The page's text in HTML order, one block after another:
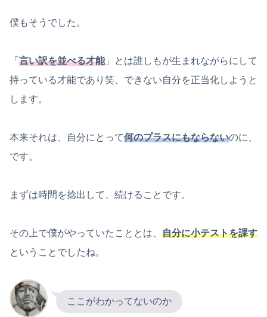
僕もそうでした。
「 言い訳を並べる才能」とは誰しもが生まれながらにして
持っている才能であり笑、できない自分を正当化しようと
します。
本来それは、自分にとって何のプラスにもならないのに、
です。
まずは時間を捻出して、続けることです。
その上で僕がやっていたこととは、 自分に小テストを課す
ということでしたね。
ここがわかってないのか